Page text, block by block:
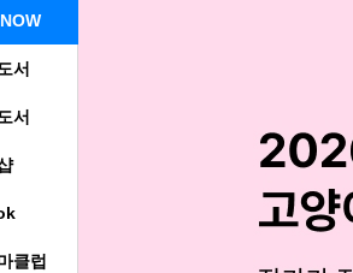
서
서
클럽